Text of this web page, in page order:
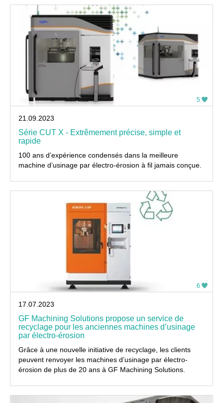
5
21.09.2023
Série CUT X - Extrêmement précise, simple et
rapide
100 ans d’expérience condensés dans la meilleure
machine d’usinage par électro-érosion à fil jamais conçue.
6
17.07.2023
GF Machining Solutions propose un service de
recyclage pour les anciennes machines d’usinage
par électro-érosion
Grâce à une nouvelle initiative de recyclage, les clients
peuvent renvoyer les machines d’usinage par électro-
érosion de plus de 20 ans à GF Machining Solutions.